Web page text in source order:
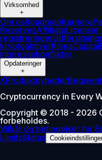
Virksomhed
+
Om osRoadmapKarriere
ReservesAffiliateLicenser
registreringer
kryptoaktiverKlimaCapital
interessekonflikter
Opdateringer
+
XProduktnyheder
Cryptocurrency in Every
Copyright © 2018 - 2026
forbeholdes.
Vilkår og betingelser for
LimitsStatus